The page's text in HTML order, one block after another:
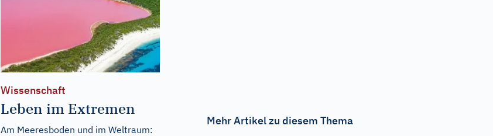
Wissenschaft
Leben im Extremen
Am Meeresboden und im Weltraum:
Mehr Artikel zu diesem Thema